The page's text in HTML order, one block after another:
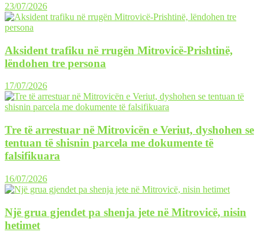
23/07/2026
Aksident trafiku në rrugën Mitrovicë-Prishtinë,
lëndohen tre persona
17/07/2026
Tre të arrestuar në Mitrovicën e Veriut, dyshohen se
tentuan të shisnin parcela me dokumente të
falsifikuara
16/07/2026
Një grua gjendet pa shenja jete në Mitrovicë, nisin
hetimet